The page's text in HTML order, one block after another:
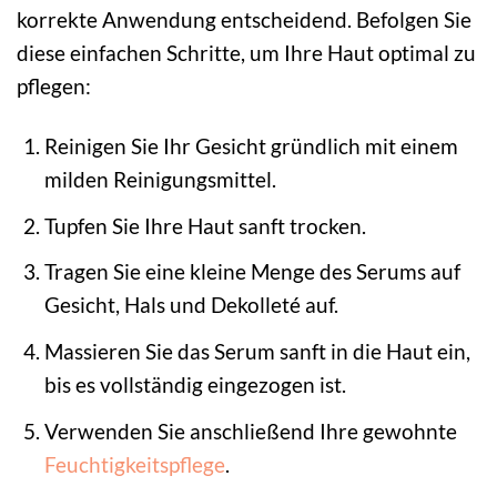
korrekte Anwendung entscheidend. Befolgen Sie
diese einfachen Schritte, um Ihre Haut optimal zu
pflegen:
Reinigen Sie Ihr Gesicht gründlich mit einem
milden Reinigungsmittel.
Tupfen Sie Ihre Haut sanft trocken.
Tragen Sie eine kleine Menge des Serums auf
Gesicht, Hals und Dekolleté auf.
Massieren Sie das Serum sanft in die Haut ein,
bis es vollständig eingezogen ist.
Verwenden Sie anschließend Ihre gewohnte
Feuchtigkeitspflege.